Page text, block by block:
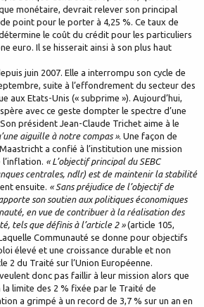
monétaire, devrait relever son principal
point pour le porter à 4,25 %. Ce taux de
le coût du crédit pour les particuliers
euro. Il se hisserait ainsi à son plus haut
juin 2007. Elle a interrompu son cycle de
suite à l’effondrement du secteur des
aux Etats-Unis (« subprime »). Aujourd’hui,
avec ce geste dompter le spectre d’une
président Jean-Claude Trichet aime à le
aiguille à notre compas ». Une façon de
a confié à l’institution une mission
« L’objectif principal du SEBC
centrales, ndlr) est de maintenir la stabilité
ensuite. « Sans préjudice de l’objectif de
son soutien aux politiques économiques
en vue de contribuer à la réalisation des
tels que définis à l’article 2 »(article 105,
Communauté se donne pour objectifs
élevé et une croissance durable et non
2 du Traité sur l’Union Européenne.
donc pas faillir à leur mission alors que
la limite des 2 % fixée par le Traité de
a grimpé à un record de 3,7 % sur un an en